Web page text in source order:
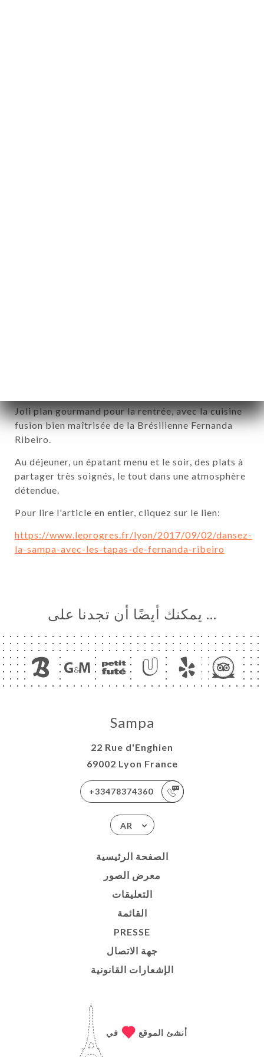
Joli plan gourmand pour la rentrée, avec la cuisine
fusion bien maîtrisée de la Brésilienne Fernanda
Ribeiro.
Au déjeuner, un épatant menu et le soir, des plats à
partager très soignés, le tout dans une atmosphère
détendue.
Pour lire l'article en entier, cliquez sur le lien:
https://www.leprogres.fr/lyon/2017/09/02/dansez-
la-sampa-avec-les-tapas-de-fernanda-ribeiro
… يمكنك أيضًا أن تجدنا على
Sampa
22 Rue d'Enghien
69002 Lyon France
+33478374360
AR
الصفحة الرئيسية
معرض الصور
التعليقات
القائمة
PRESSE
جهة الاتصال
الإشعارات القانونية
أنشئ الموقع في